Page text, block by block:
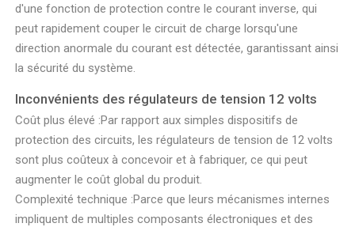
d'une fonction de protection contre le courant inverse, qui
peut rapidement couper le circuit de charge lorsqu'une
direction anormale du courant est détectée, garantissant ainsi
la sécurité du système.
Inconvénients des régulateurs de tension 12 volts
Coût plus élevé :Par rapport aux simples dispositifs de
protection des circuits, les régulateurs de tension de 12 volts
sont plus coûteux à concevoir et à fabriquer, ce qui peut
augmenter le coût global du produit.
Complexité technique :Parce que leurs mécanismes internes
impliquent de multiples composants électroniques et des